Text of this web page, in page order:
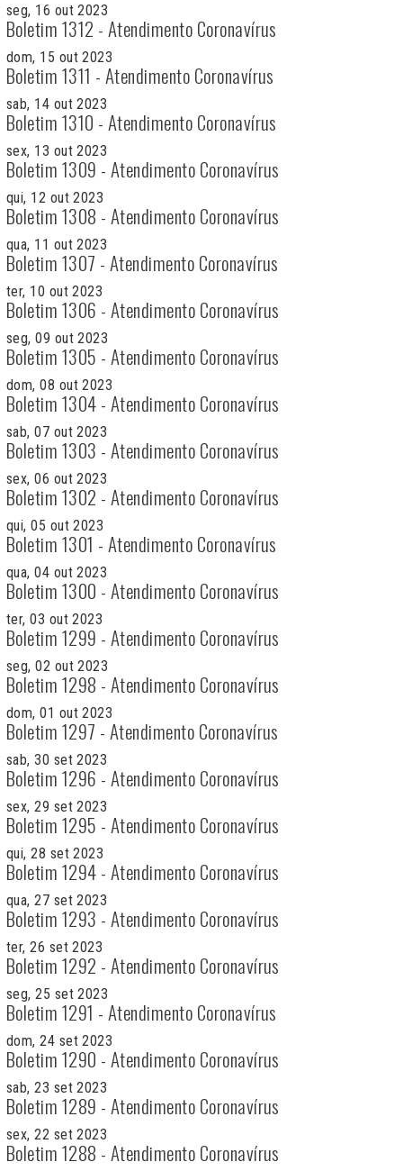
seg, 16 out 2023
Boletim 1312 - Atendimento Coronavírus
dom, 15 out 2023
Boletim 1311 - Atendimento Coronavírus
sab, 14 out 2023
Boletim 1310 - Atendimento Coronavírus
sex, 13 out 2023
Boletim 1309 - Atendimento Coronavírus
qui, 12 out 2023
Boletim 1308 - Atendimento Coronavírus
qua, 11 out 2023
Boletim 1307 - Atendimento Coronavírus
ter, 10 out 2023
Boletim 1306 - Atendimento Coronavírus
seg, 09 out 2023
Boletim 1305 - Atendimento Coronavírus
dom, 08 out 2023
Boletim 1304 - Atendimento Coronavírus
sab, 07 out 2023
Boletim 1303 - Atendimento Coronavírus
sex, 06 out 2023
Boletim 1302 - Atendimento Coronavírus
qui, 05 out 2023
Boletim 1301 - Atendimento Coronavírus
qua, 04 out 2023
Boletim 1300 - Atendimento Coronavírus
ter, 03 out 2023
Boletim 1299 - Atendimento Coronavírus
seg, 02 out 2023
Boletim 1298 - Atendimento Coronavírus
dom, 01 out 2023
Boletim 1297 - Atendimento Coronavírus
sab, 30 set 2023
Boletim 1296 - Atendimento Coronavírus
sex, 29 set 2023
Boletim 1295 - Atendimento Coronavírus
qui, 28 set 2023
Boletim 1294 - Atendimento Coronavírus
qua, 27 set 2023
Boletim 1293 - Atendimento Coronavírus
ter, 26 set 2023
Boletim 1292 - Atendimento Coronavírus
seg, 25 set 2023
Boletim 1291 - Atendimento Coronavírus
dom, 24 set 2023
Boletim 1290 - Atendimento Coronavírus
sab, 23 set 2023
Boletim 1289 - Atendimento Coronavírus
sex, 22 set 2023
Boletim 1288 - Atendimento Coronavírus